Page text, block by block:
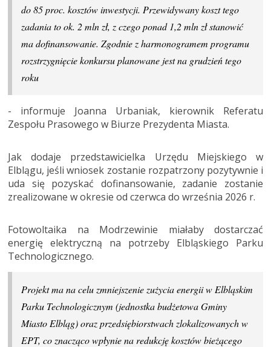
do 85 proc. kosztów inwestycji. Przewidywany koszt tego
zadania to ok. 2 mln zł, z czego ponad 1,2 mln zł stanowić
ma dofinansowanie. Zgodnie z harmonogramem programu
rozstrzygnięcie konkursu planowane jest na grudzień tego
roku
- informuje Joanna Urbaniak, kierownik Referatu
Zespołu Prasowego w Biurze Prezydenta Miasta.
Jak dodaje przedstawicielka Urzędu Miejskiego w
Elblągu, jeśli wniosek zostanie rozpatrzony pozytywnie i
uda się pozyskać dofinansowanie, zadanie zostanie
zrealizowane w okresie od czerwca do września 2026 r.
Fotowoltaika na Modrzewinie miałaby dostarczać
energię elektryczną na potrzeby Elbląskiego Parku
Technologicznego.
Projekt ma na celu zmniejszenie zużycia energii w Elbląskim
Parku Technologicznym (jednostka budżetowa Gminy
Miasto Elbląg) oraz przedsiębiorstwach zlokalizowanych w
EPT, co znacząco wpłynie na redukcję kosztów bieżącego